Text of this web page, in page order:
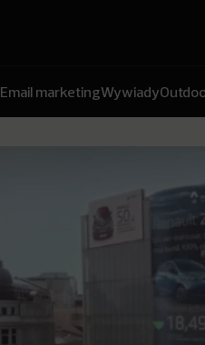
Email marketingWywiady